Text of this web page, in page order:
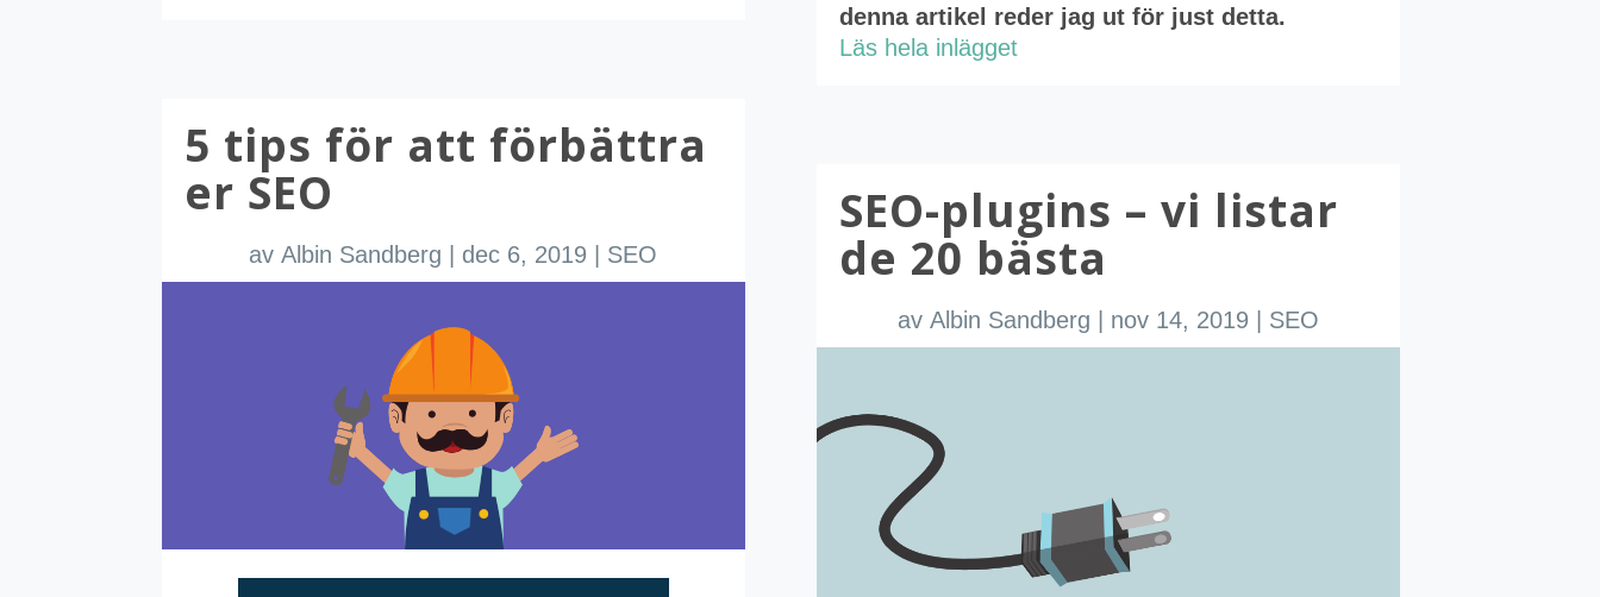
5 tips för att förbättra
er SEO
avAlbin Sandberg dec 6, 2019 SEO
denna artikel reder jag ut för just detta.
Läs hela inlägget
SEO-plugins – vi listar
de 20 bästa
av Albin Sandberg nov 14, 2019 SEO